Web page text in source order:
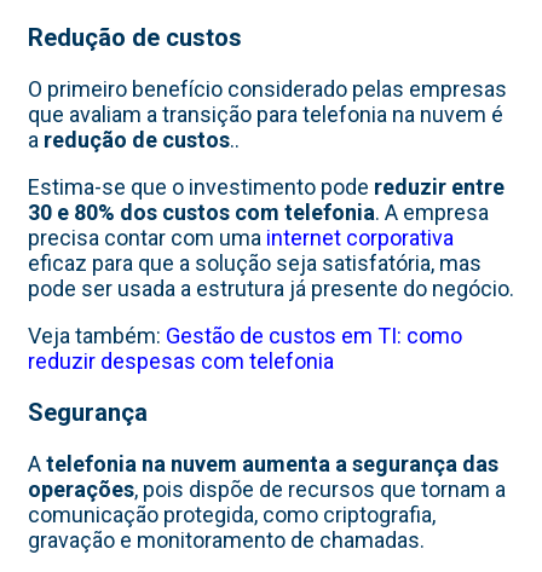
Redução de custos
O primeiro benefício considerado pelas empresas
que avaliam a transição para telefonia na nuvem é
a redução de custos..
Estima-se que o investimento pode reduzir entre
30 e 80% dos custos com telefonia. A empresa
precisa contar com uma internet corporativa
eficaz para que a solução seja satisfatória, mas
pode ser usada a estrutura já presente do negócio.
Veja também: Gestão de custos em TI: como
reduzir despesas com telefonia
Segurança
Atelefonia na nuvem aumenta a segurança das
operações, pois dispõe de recursos que tornam a
comunicação protegida, como criptografia,
gravação e monitoramento de chamadas.